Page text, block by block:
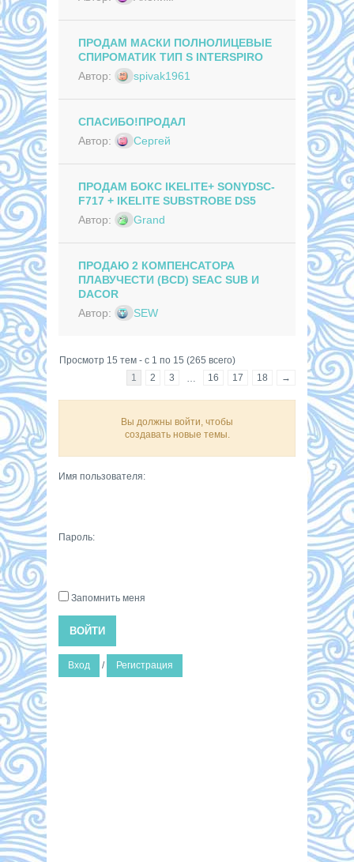
ПРОДАМ МАСКИ ПОЛНОЛИЦЕВЫЕ
СПИРОМАТИК ТИП S INTERSPIRO
Автор:
spivak1961
СПАСИБО!ПРОДАЛ
Автор:
Сергей
ПРОДАМ БОКС IKELITE+ SONYDSC-
F717 + IKELITE SUBSTROBE DS5
Автор:
Grand
ПРОДАЮ 2 КОМПЕНСАТОРА
ПЛАВУЧЕСТИ (BCD) SEAC SUB И
DACOR
Автор:
SEW
Просмотр 15 тем - с 1 по 15 (265 всего)
1
2 3 16 17 18 →
Вы должны войти, чтобы
создавать новые темы.
Имя пользователя:
Пароль:
Запомнить меня
ВОЙТИ
Вход / Регистрация